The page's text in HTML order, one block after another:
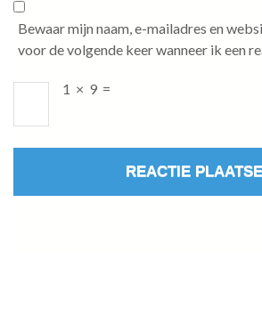
Bewaar mijn naam, e-mailadres en
voor de volgende keer wanneer ik een
1 × 9 =